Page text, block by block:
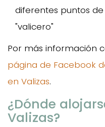
diferentes puntos
"valicero"
Por más información
página de Facebook
en Valizas.
¿Dónde
Valizas?